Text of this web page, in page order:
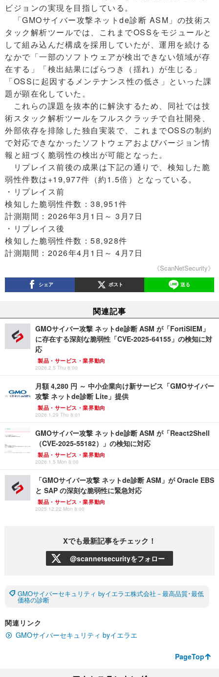
ビジョンの実現を目指している。
「GMOサイバー攻撃ネットde診断 ASM」の技術ス
タック解析ツールでは、これまでOSSをモジュールと
して組み込んだ構成を採用していたが、運用を続ける
なかで「一部のソフトウェアが検出できない領域が存
在する」「検出結果にばらつき（揺れ）が生じる」
「OSSに起因するメンテナンス性の低さ」といった課
題が顕在化していた。
これらの課題を抜本的に解決するため、同社では技
術スタック解析ツールをフルスクラッチで自社開発、
外部依存を排除した独自実装で、これまでOSSの制約
で対応できなかったソフトウェアおよびバージョン情
報と紐づく脆弱性の検出が可能となった。
リプレイス前後の成果は下記の通りで、検知した脆
弱性件数は+19,977件（約1.5倍）となっている。
・リプレイス前
検知した脆弱性件数：38,951件
計測期間：2026年3月1日～ 3月7日
・リプレイス後
検知した脆弱性件数：58,928件
計測期間：2026年4月1日～ 4月7日
《ScanNetSecurity》
シェア ポスト 送る
関連記事
GMOサイバー攻撃 ネットde診断 ASM が「FortiSIEM」
に存在する深刻な脆弱性「CVE-2025-64155」の検知に対
応
製品・サービス・業界動向
2026.2.5 Thu 8:00
月額 4,280 円 ～ 中小企業向け新サービス「GMOサイバー
攻撃 ネットde診断 Lite」提供
製品・サービス・業界動向
2026.1.29 Thu 8:01
GMOサイバー攻撃 ネットde診断 ASM が「React2Shell
（CVE-2025-55182）」の検知に対応
製品・サービス・業界動向
2026.1.5 Mon 8:00
「GMOサイバー攻撃 ネットde診断 ASM」が Oracle EBS
と SAP の深刻な脆弱性に緊急対応
製品・サービス・業界動向
2025.12.22 Mon 8:00
Xでも最新記事をチェック！
@scannetsecurityをフォロー
GMOサイバーセキュリティ byイエラエ株式会社－最高品質･最低
価格の診断
関連リンク
GMOサイバーセキュリティ byイエラエ
PageTop